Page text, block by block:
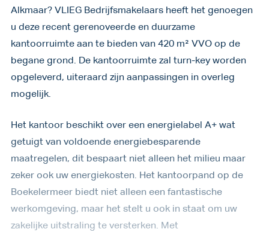
Alkmaar? VLIEG Bedrijfsmakelaars heeft het genoegen
u deze recent gerenoveerde en duurzame
kantoorruimte aan te bieden van 420 m² VVO op de
begane grond. De kantoorruimte zal turn-key worden
opgeleverd, uiteraard zijn aanpassingen in overleg
mogelijk.
Het kantoor beschikt over een energielabel A+ wat
getuigt van voldoende energiebesparende
maatregelen, dit bespaart niet alleen het milieu maar
zeker ook uw energiekosten. Het kantoorpand op de
Boekelermeer biedt niet alleen een fantastische
werkomgeving, maar het stelt u ook in staat om uw
zakelijke uitstraling te versterken. Met